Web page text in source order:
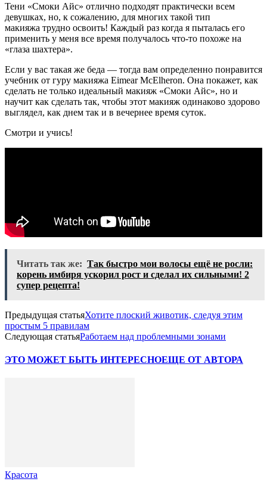
Тени «Смоки Айс» отлично подходят практически всем
девушках, но, к сожалению, для многих такой тип
макияжа трудно освоить! Каждый раз когда я пыталась его
применить у меня все время получалось что-то похоже на
«глаза шахтера».
Если у вас такая же беда — тогда вам определенно понравится
учебник от гуру макияжа Eimear McElheron. Она покажет, как
сделать не только идеальный макияж «Смоки Айс», но и
научит как сделать так, чтобы этот макияж одинаково здорово
выглядел, как днем так и в вечернее время суток.
Смотри и учись!
Читать так же: Так быстро мои волосы ещё не росли:
корень имбиря ускорил рост и сделал их сильными! 2
супер рецепта!
Предыдущая статьяХотите плоский животик, следуя этим
простым 5 правилам
Следующая статьяРаботаем над проблемными зонами
ЭТО МОЖЕТ БЫТЬ ИНТЕРЕСНОЕЩЕ ОТ АВТОРА
Красота